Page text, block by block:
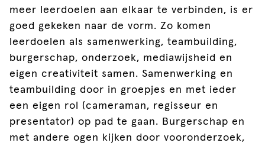
meer leerdoelen aan elkaar te verbinden, is er
goed gekeken naar de vorm. Zo komen
leerdoelen als samenwerking, teambuilding,
burgerschap, onderzoek, mediawijsheid en
eigen creativiteit samen. Samenwerking en
teambuilding door in groepjes en met ieder
een eigen rol (cameraman, regisseur en
presentator) op pad te gaan. Burgerschap en
met andere ogen kijken door vooronderzoek,